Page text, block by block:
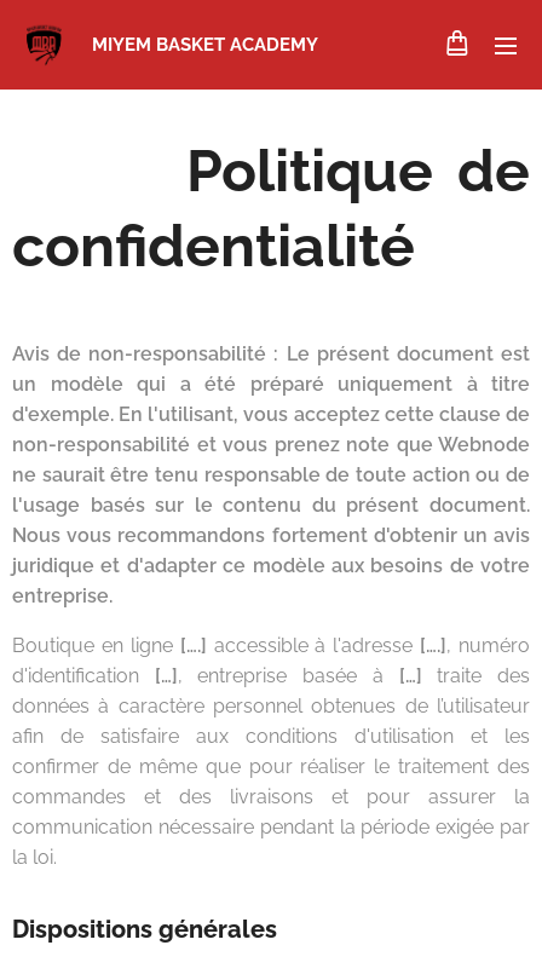
MIYEM BASKET ACADEMY
Politique de
confidentialité
Avis de non-responsabilité : Le présent document est
un modèle qui a été préparé uniquement à titre
d'exemple. En l'utilisant, vous acceptez cette clause de
non-responsabilité et vous prenez note que Webnode
ne saurait être tenu responsable de toute action ou de
l'usage basés sur le contenu du présent document.
Nous vous recommandons fortement d'obtenir un avis
juridique et d'adapter ce modèle aux besoins de votre
entreprise.
Boutique en ligne [….] accessible à l'adresse [….], numéro
d'identification […], entreprise basée à […] traite des
données à caractère personnel obtenues de l’utilisateur
afin de satisfaire aux conditions d'utilisation et les
confirmer de même que pour réaliser le traitement des
commandes et des livraisons et pour assurer la
communication nécessaire pendant la période exigée par
la loi.
Dispositions générales